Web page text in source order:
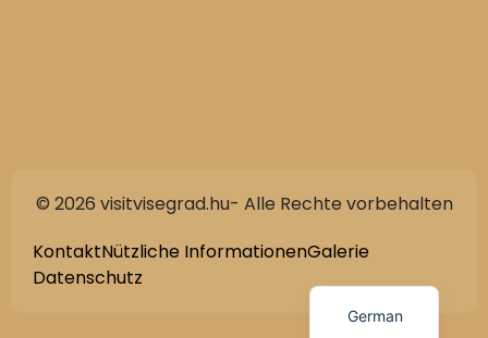
© 2026 visitvisegrad.hu- Alle Rechte vorbehalten
KontaktNützliche InformationenGalerie
Datenschutz
German
English
Slovak